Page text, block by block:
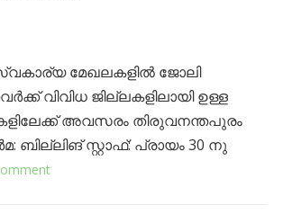
മേഖലകളിൽ ജോലി
വിവിധ ജില്ലകളിലായി ഉള്ള
അവസരം ​തിരുവനന്തപുരം
ബില്ലിങ് സ്റ്റാഫ്: പ്രായം 30 നു